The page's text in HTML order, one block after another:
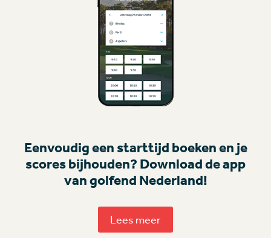
Eenvoudig een starttijd boeken en je
scores bijhouden? Download de app
van golfend Nederland!
Lees meer